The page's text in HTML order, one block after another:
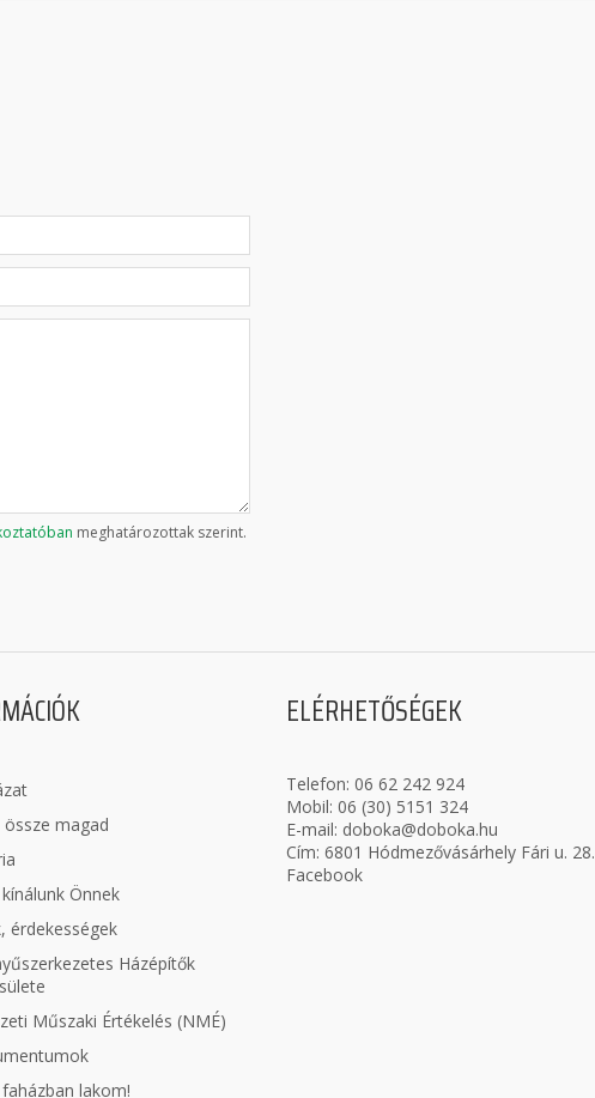
meghatározottak szerint.
össze magad
Önnek
érdekességek
Házépítők
Műszaki Értékelés (NMÉ)
faházban lakom!
ELÉRHETŐSÉGEK
Telefon: 06 62 242 924
Mobil: 06 (30) 5151 324
E-mail: doboka@doboka.hu
Cím: 6801 Hódmezővásárhely Fári u. 28.
Facebook